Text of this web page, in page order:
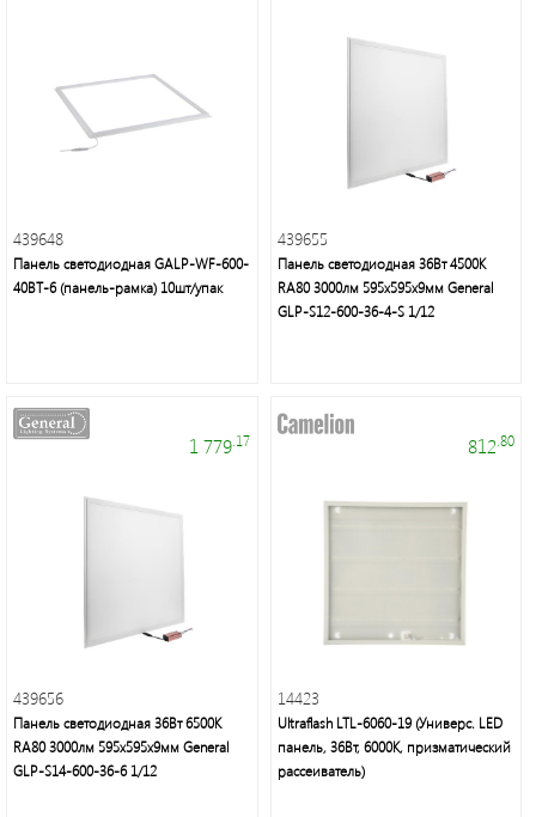
Настольные
светильники
Прожекторы
питания
Кабельно-
439648
Панель светодиодная GALP-WF-600-
40BT-6 (панель-рамка) 10шт/упак
439655
Панель светодиодная 36Вт 4500К
RA80 3000лм 595х595х9мм General
GLP-S12-600-36-4-S 1/12
1 779 .17
439656
Панель светодиодная 36Вт 6500К
RA80 3000лм 595х595х9мм General
GLP-S14-600-36-6 1/12
812 .80
14423
Ultraflash LTL-6060-19 (Универс. LED
панель, 36Вт, 6000К, призматический
рассеиватель)